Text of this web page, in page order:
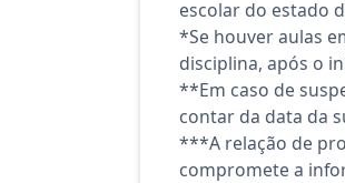
escolar do estado
*Se houver aulas
disciplina, após o
**Em caso de
contar da data da
***A relação de
compromete a